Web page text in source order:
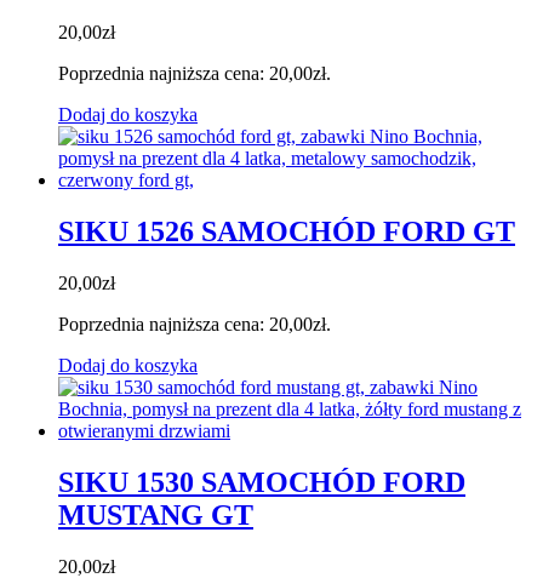
20,00zł
Poprzednia najniższa cena: 20,00zł.
Dodaj do koszyka
SIKU 1526 SAMOCHÓD FORD GT
20,00zł
Poprzednia najniższa cena: 20,00zł.
Dodaj do koszyka
SIKU 1530 SAMOCHÓD FORD
MUSTANG GT
20,00zł